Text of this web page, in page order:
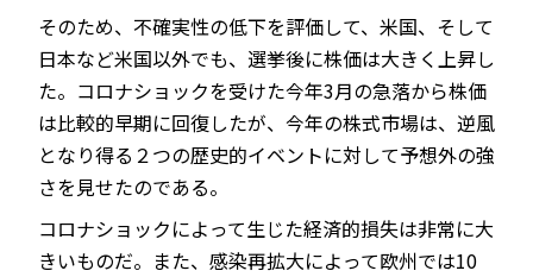
そのため、不確実性の低下を評価して、米国、そして
日本など米国以外でも、選挙後に株価は大きく上昇し
た。コロナショックを受けた今年3月の急落から株価
は比較的早期に回復したが、今年の株式市場は、逆風
となり得る２つの歴史的イベントに対して予想外の強
さを見せたのである。
コロナショックによって生じた経済的損失は非常に大
きいものだ。また、感染再拡大によって欧州では10